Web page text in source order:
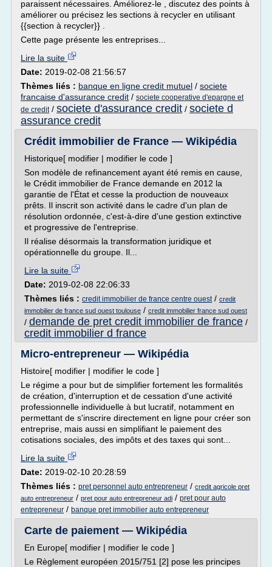
paraissent nécessaires. Améliorez-le , discutez des points à
améliorer ou précisez les sections à recycler en utilisant
{{section à recycler}} .
Cette page présente les entreprises...
Lire la suite
Date: 2019-02-08 21:56:57
Thèmes liés : banque en ligne credit mutuel / societe
francaise d'assurance credit / societe cooperative d'epargne et
de credit/ societe d'assurance credit / societe d
assurance credit
Crédit immobilier de France — Wikipédia
Historique[ modifier | modifier le code ]
Son modèle de refinancement ayant été remis en cause,
le Crédit immobilier de France demande en 2012 la
garantie de l'État et cesse la production de nouveaux
prêts. Il inscrit son activité dans le cadre d'un plan de
résolution ordonnée, c'est-à-dire d'une gestion extinctive
et progressive de l'entreprise.
Il réalise désormais la transformation juridique et
opérationnelle du groupe. Il...
Lire la suite
Date: 2019-02-08 22:06:33
Thèmes liés : credit immobilier de france centre ouest/ credit
immobilier de france sud ouest toulouse / credit immobilier france sud ouest
/ demande de pret credit immobilier de france /
credit immobilier d france
Micro-entrepreneur — Wikipédia
Histoire[ modifier | modifier le code ]
Le régime a pour but de simplifier fortement les formalités
de création, d'interruption et de cessation d'une activité
professionnelle individuelle à but lucratif, notamment en
permettant de s'inscrire directement en ligne pour créer son
entreprise, mais aussi en simplifiant le paiement des
cotisations sociales, des impôts et des taxes qui sont...
Lire la suite
Date: 2019-02-10 20:28:59
Thèmes liés : pret personnel auto entrepreneur / credit agricole pret
auto entrepreneur / pret pour auto entrepreneur adi / pret pour auto
entrepreneur / banque pret immobilier auto entrepreneur
Carte de paiement — Wikipédia
En Europe[ modifier | modifier le code ]
Le Règlement européen 2015/751 [2] pose les principes